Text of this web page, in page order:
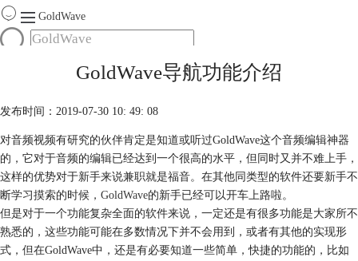
GoldWave
购买
GoldWave导航功能介绍
发布时间：2019-07-30 10: 49: 08
对音频视频有研究的伙伴肯定是知道或听过GoldWave这个音频编辑神器
的，它对于音频的编辑已经达到一个很高的水平，但同时又并不难上手，
这样的优势对于新手来说兼职就是福音。在其他同类型的软件还要新手不
断学习摸索的时候， GoldWave的新手已经可以开车上路啦。
但是对于一个功能复杂全面的软件来说，一定还是有很多功能是大家所不
熟悉的，这些功能可能在多数情况下并不会用到，或者有其他的实现形
式，但在GoldWave中，还是有必要知道一些简单，快捷的功能的，比如